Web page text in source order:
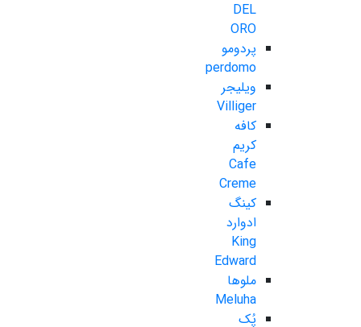
DEL
ORO
پردومو
perdomo
ویلیجر
Villiger
کافه
کریم
Cafe
Creme
کینگ
ادوارد
King
Edward
ملوها
Meluha
پُک